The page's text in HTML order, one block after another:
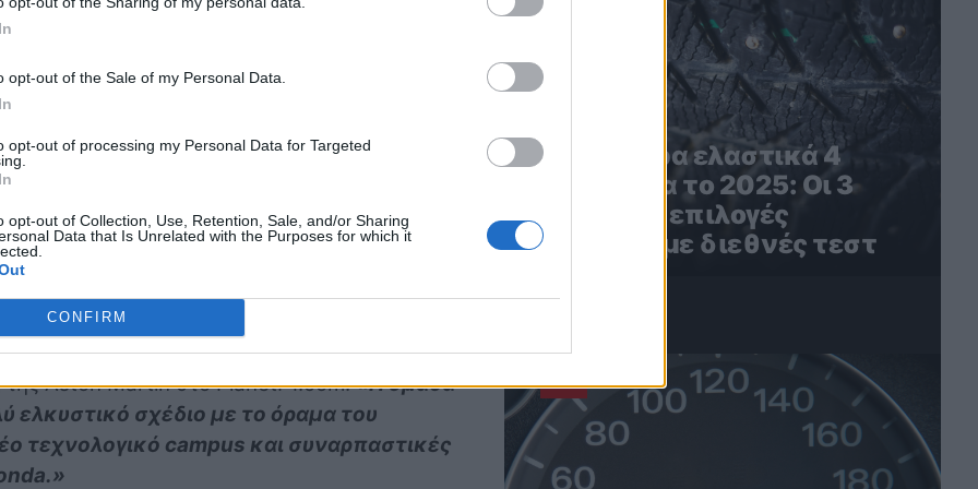
opt-out of the Sale of my Personal Data.
opt-out of processing my Personal Data for Targeted
opt-out of Collection, Use, Retention, Sale, and/or Sharing
Data that Is Unrelated with the Purposes for which it
CONFIRM
δόθηκε το 1902!
τον Enrico για όλη τη σκληρή δουλειά
υποστηρίζουν ότι ο Cardile θα ενταχθεί
σχόλιο για την αναφερόμενη άφιξη
Aston Martin στο PlanetF1.com:«Η ομάδα
ελκυστικό σχέδιο με το όραμα του
τεχνολογικό campus και συναρπαστικές
Τα καλύτερα ελαστικά 4
εποχών για το 2025: Οι 3
καλύτερες επιλογές
σύμφωνα με διεθνές τεστ
4